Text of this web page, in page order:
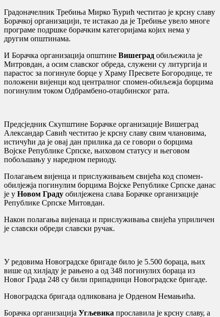
Градоначелник Требиња Мирко Ћурић честитао је крсну славу
Борачкој организацији, те истакао да је Требиње увело многе
програме подршке борачким категоријама којих нема у
другим општинама.
И Борачка организација општине Вишеград обиљежила је
Митровдан, а осим славског обреда, служени су литургија и
парастос за погинуле борце у Храму Пресвете Богородице, те
положени вијенци код централног спомен-обиљежја борцима
погинулим током Одбрамбено-отаџбинског рата.
Предсједник Скупштине Борачке организације Вишеград
Александар Савић честитао је крсну славу свим члановима,
истичући да је овај дан прилика да се говори о борцима
Војске Републике Српске, њиховом статусу и његовом
побољшању у наредном периоду.
Полагањем вијенца и прислуживањем свијећа код спомен-
обилјежја погинулим борцима Војске Републике Српске данас
је у Новом Граду обилјежена слава Борачке организације
Републике Српске Митовдан.
Након полагања вијенаца и прислуживања свијећа уприличен
је славски обреди славски ручак.
У редовима Новоградске бригаде било је 5.500 бораца, њих
више од хилјаду је рањено а од 348 погинулих бораца из
Новог Града 248 су били припадници Новоградске бригаде.
Новоградска бригада одликована је Орденом Немањића.
Борачка организација Угљевика прославила је крсну славу, а